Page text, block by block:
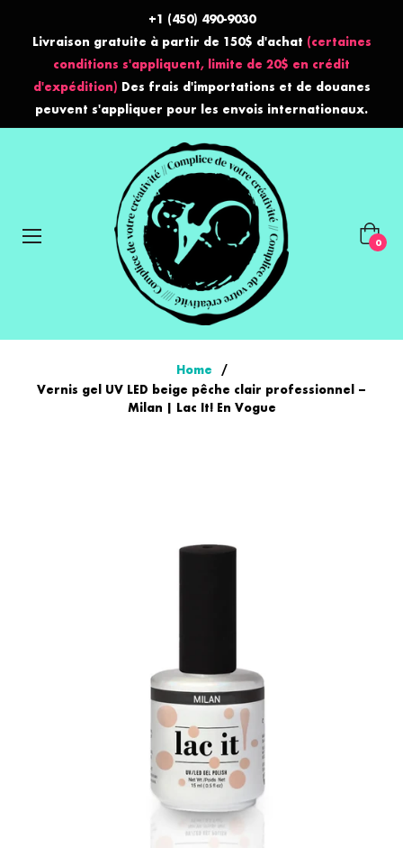
+1 (450) 490-9030
Livraison gratuite à partir de 150$ d'achat (certaines
conditions s'appliquent, limite de 20$ en crédit
d'expédition) Des frais d'importations et de douanes
peuvent s'appliquer pour les envois internationaux.
Panier
0
Home
/
Vernis gel UV LED beige pêche clair professionnel –
Milan | Lac It! En Vogue